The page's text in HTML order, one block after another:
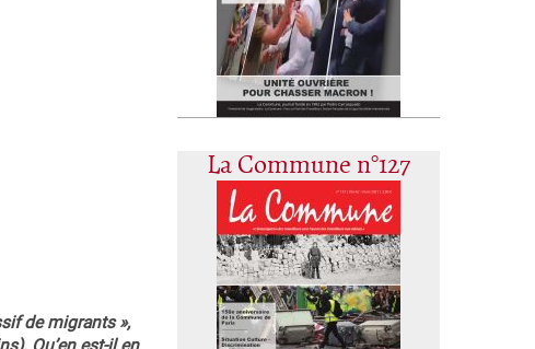
La Commune n°127
de migrants »,